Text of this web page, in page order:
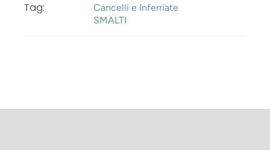
Tag:
Cancelli e Inferriate
SMALTI